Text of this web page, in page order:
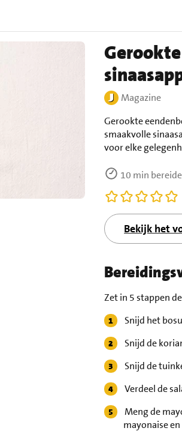
Magazine
Gerookte
smaakvolle
voor elke
10 min
Bekijk het
Zet in 5 stappen
Snijd het
Snijd de
Snijd de
Verdeel de
Meng de
mayonaise